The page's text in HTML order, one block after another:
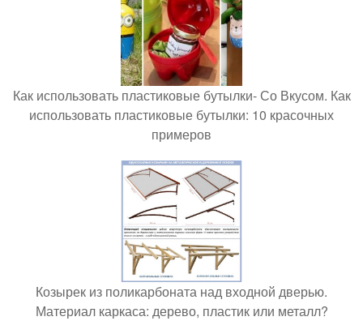
Как использовать пластиковые бутылки- Со Вкусом. Как
использовать пластиковые бутылки: 10 красочных
примеров
Козырек из поликарбоната над входной дверью.
Материал каркаса: дерево, пластик или металл?